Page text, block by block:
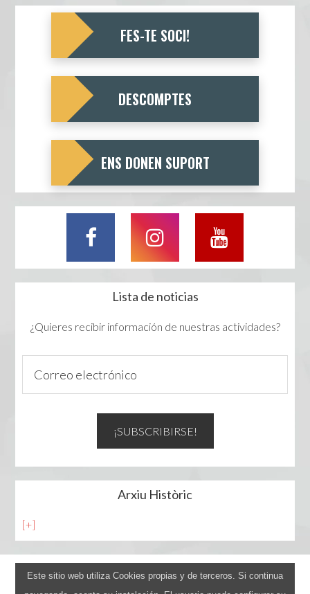
FES-TE SOCI!
DESCOMPTES
ENS DONEN SUPORT
Lista de noticias
¿Quieres recibir información de nuestras actividades?
Arxiu Històric
[+]
Este sitio web utiliza Cookies propias y de terceros. Si continua